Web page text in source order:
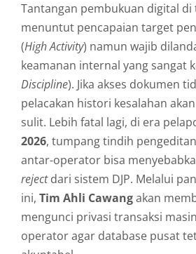
Tantangan pembukuan digital di
menuntut pencapaian target
(High Activity) namun wajib
keamanan internal yang sangat
Discipline). Jika akses dokumen
pelacakan histori kesalahan
sulit. Lebih fatal lagi, di era
2026, tumpang tindih
antar-operator bisa
rejectdari sistem DJP. Melalui
ini, Tim Ahli Cawangakan
mengunci privasi transaksi
operator agar database pusat